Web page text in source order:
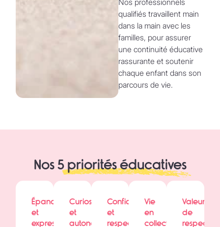
Nos professionnels
qualifiés travaillent main
dans la main avec les
familles, pour assurer
une continuité éducative
rassurante et soutenir
chaque enfant dans son
parcours de vie.
Nos 5 priorités éducatives
Épanouissement
et
expression
Curiosité
et
autonomie
Confiance
et
respect
Vie
en
collectivité
Valeurs
de
respect